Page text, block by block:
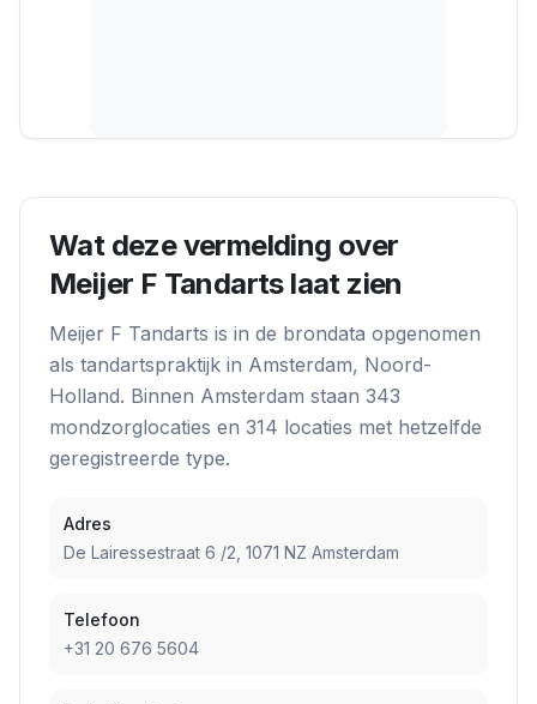
Wat deze vermelding over
Meijer F Tandartslaat zien
Meijer F Tandarts is in de brondata opgenomen
als tandartspraktijk in Amsterdam, Noord-
Holland. Binnen Amsterdam staan 343
mondzorglocaties en 314 locaties met hetzelfde
geregistreerde type.
Adres
De Lairessestraat 6 /2, 1071 NZ Amsterdam
Telefoon
+31 20 676 5604